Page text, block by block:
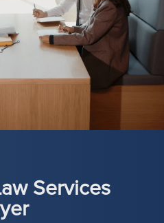
Services